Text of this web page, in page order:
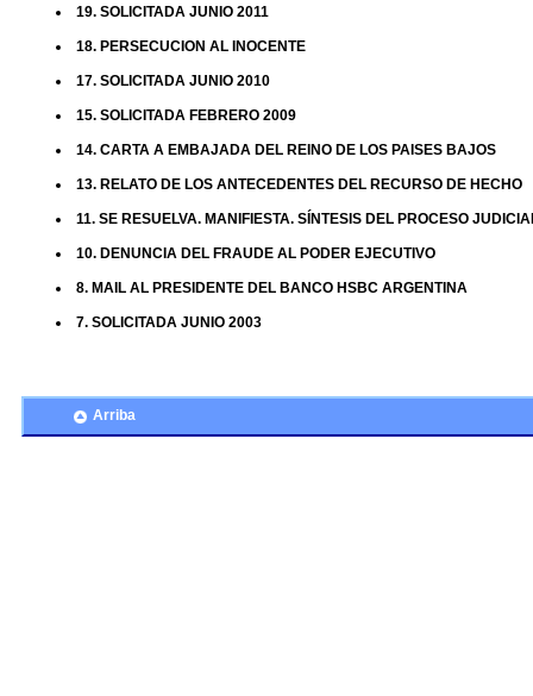
19. SOLICITADA JUNIO 2011
18. PERSECUCION AL INOCENTE
17. SOLICITADA JUNIO 2010
15. SOLICITADA FEBRERO 2009
14. CARTA A EMBAJADA DEL REINO DE LOS PAISES BAJOS
13. RELATO DE LOS ANTECEDENTES DEL RECURSO DE HECHO
11. SE RESUELVA. MANIFIESTA. SÍNTESIS DEL PROCESO
10. DENUNCIA DEL FRAUDE AL PODER EJECUTIVO
8. MAIL AL PRESIDENTE DEL BANCO HSBC ARGENTINA
7. SOLICITADA JUNIO 2003
Arriba